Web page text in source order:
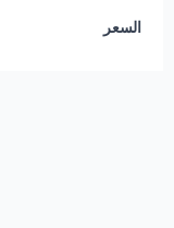
السعر